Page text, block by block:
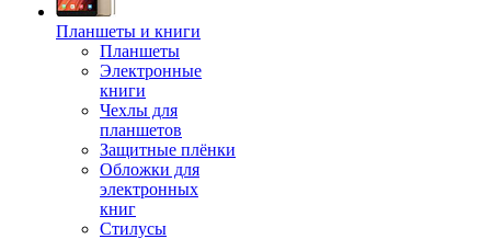
Планшеты и книги
Планшеты
Электронные
книги
Чехлы для
планшетов
Защитные плёнки
Обложки для
электронных
книг
Стилусы